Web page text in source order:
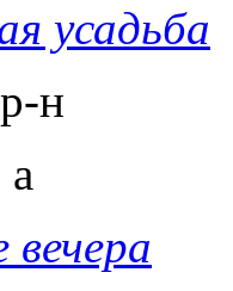
усадьба
н
a